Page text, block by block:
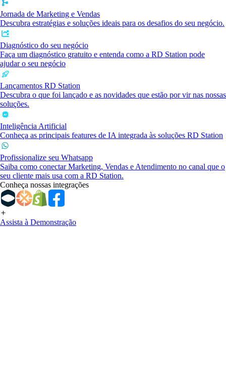
Jornada de Marketing e Vendas
Descubra estratégias e soluções ideais para os desafios do seu negócio.
Diagnóstico do seu negócio
Faça um diagnóstico gratuito e entenda como a RD Station pode
ajudar o seu negócio
Lançamentos RD Station
Descubra o que foi lançado e as novidades que estão por vir nas nossas
soluções.
Inteligência Artificial
Conheça as principais features de IA integrada às soluções RD Station
Profissionalize seu Whatsapp
Saiba como conectar Marketing, Vendas e Atendimento no canal que o
seu cliente mais usa com a RD Station.
Conheça nossas integrações
Assista à Demonstração